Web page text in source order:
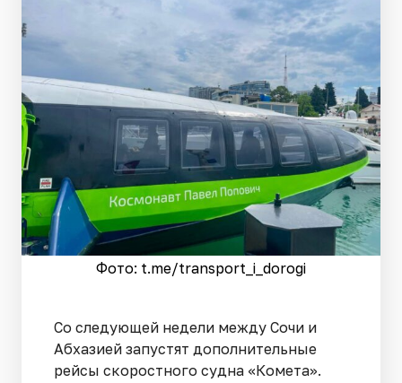
Фото: t.me/transport_i_dorogi
Со следующей недели между Сочи и
Абхазией запустят дополнительные
рейсы скоростного судна «Комета».